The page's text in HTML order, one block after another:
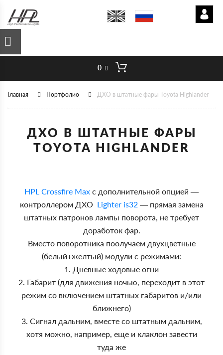
0
Главная Портфолио ДХО в штатные фары Toyota Highlander
ДХО В ШТАТНЫЕ ФАРЫ
TOYOTA HIGHLANDER
HPL Crossfire Max с дополнительной опцией —
контроллером ДХО Lighter is32 — прямая замена
штатных патронов лампы поворота, не требует
доработок фар.
Вместо поворотника поолучаем двухцветные
(белый+желтый) модули с режимами:
1. Дневные ходовые огни
2. Габарит (для движения ночью, переходит в этот
режим со включением штатных габаритов и/или
ближнего)
3. Сигнал дальним, вместе со штатным дальним,
хотя можно, например, еще и клаклон завести
туда же